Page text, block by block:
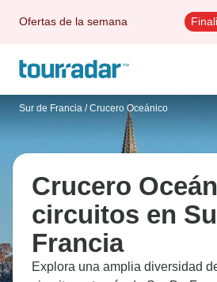
Ofertas de la semana
Sur de Francia / Crucero Oceánico
Crucero
circuitos en
Francia
Explora una amplia diversidad